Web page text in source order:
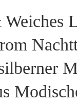
Weiches